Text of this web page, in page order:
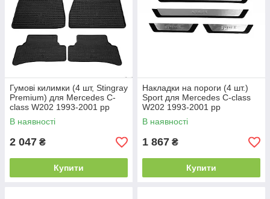
Гумові килимки (4 шт, Stingray
Premium) для Mercedes C-
class W202 1993-2001 рр
В наявності
2 047 ₴
Купити
Накладки на пороги (4 шт.)
Sport для Mercedes C-class
W202 1993-2001 рр
В наявності
1 867 ₴
Купити